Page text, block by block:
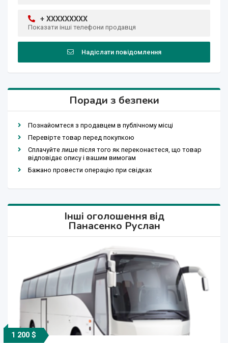
+ XXXXXXXXX
Показати інші телефони продавця
Надіслати повідомлення
Поради з безпеки
Познайомтеся з продавцем в публічному місці
Перевірте товар перед покупкою
Сплачуйте лише після того як переконаєтеся, що товар
відповідає опису і вашим вимогам
Бажано провести операцію при свідках
Інші оголошення від
Панасенко Руслан
850 грн.
1 200 грн.
1 200 $ 850 грн.
450 грн.
500 грн.
850 грн.